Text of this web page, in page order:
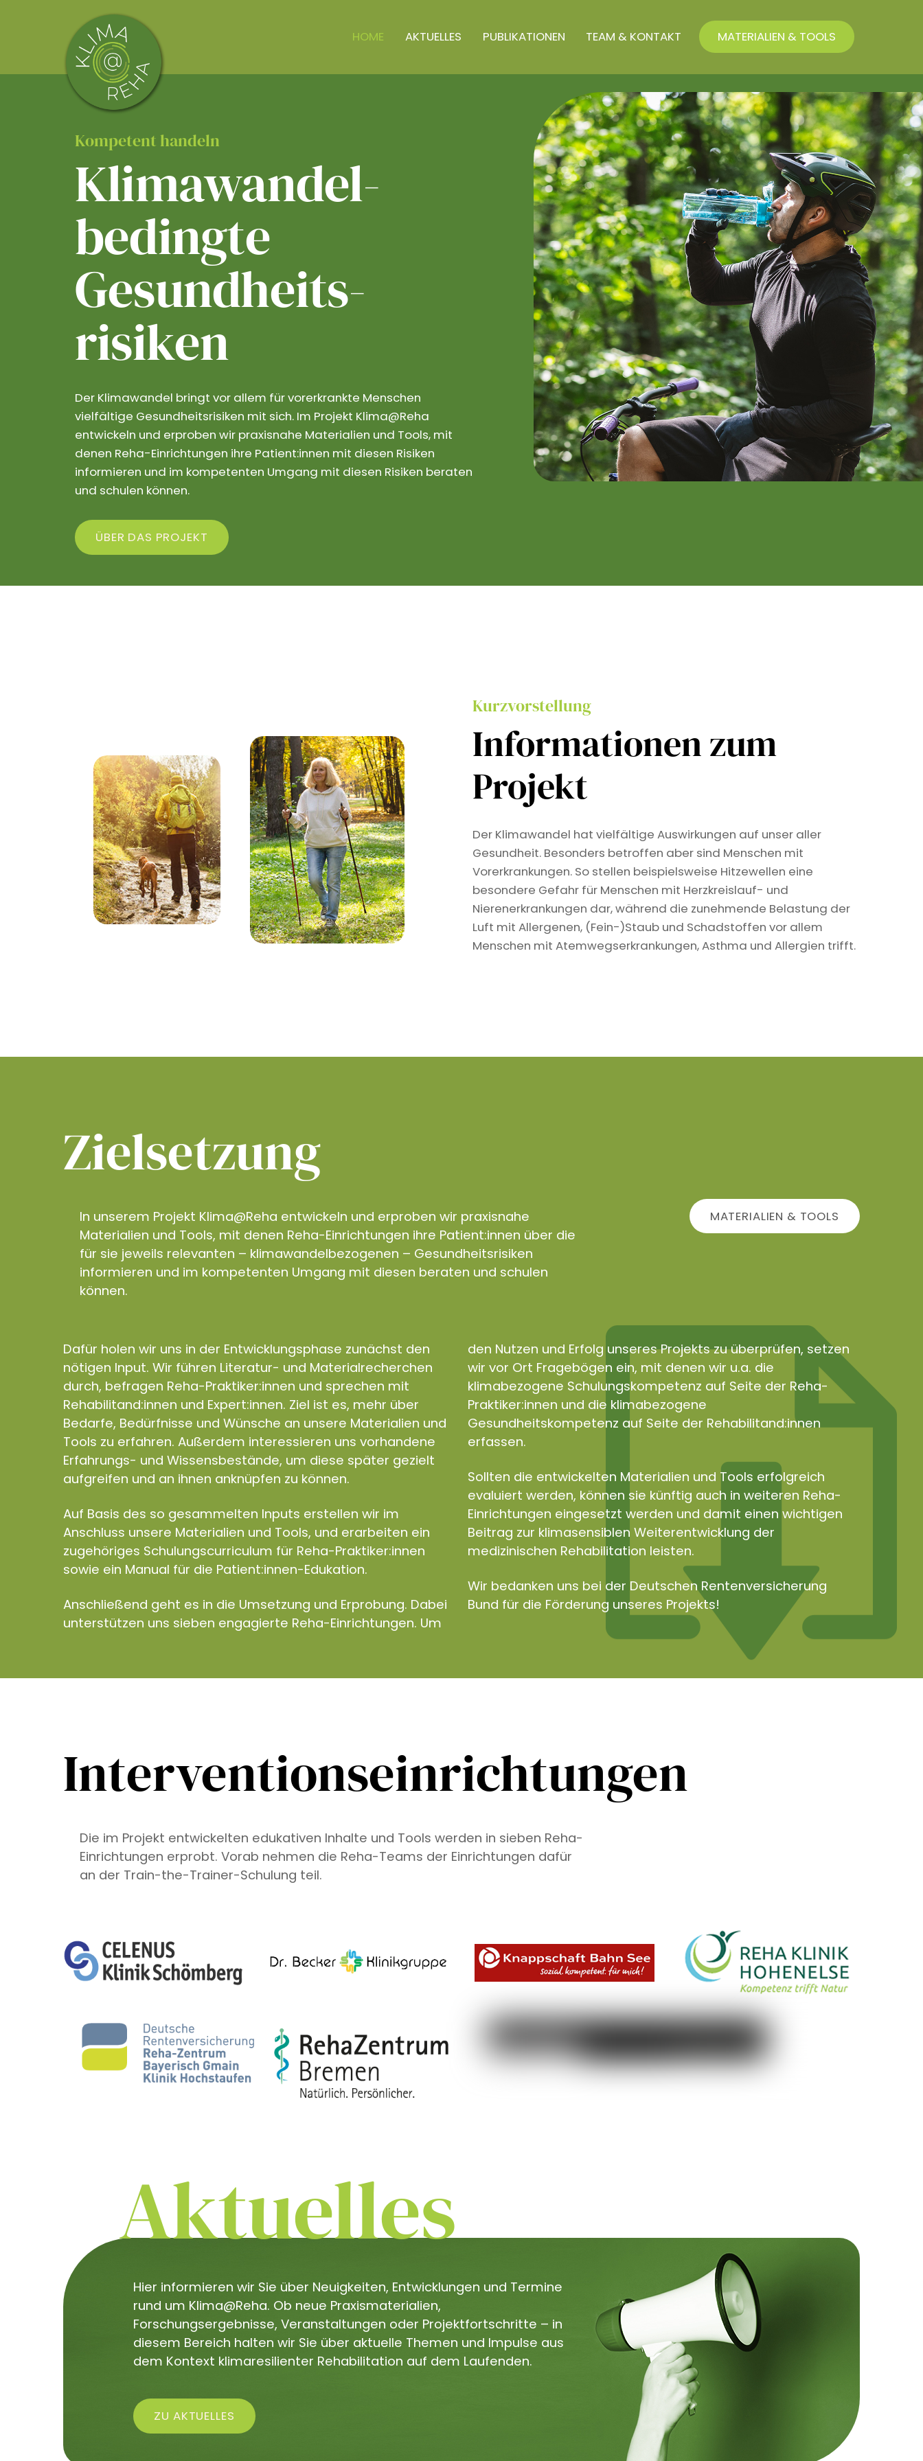
HOME AKTUELLES PUBLIKATIONEN TEAM & KONTAKT MATERIALIEN & TOOLS
Kompetent handeln
Klimawandel­
bedingte
Gesundheits­
risiken
Der Klimawandel bringt vor allem für vorerkrankte Menschen
vielfältige Gesundheitsrisiken mit sich. Im Projekt Klima@Reha
entwickeln und erproben wir praxisnahe Materialien und Tools, mit
denen Reha-Einrichtungen ihre Patient:innen mit diesen Risiken
informieren und im kompetenten Umgang mit diesen Risiken beraten
und schulen können.
ÜBER DAS PROJEKT
Kurzvorstellung
Informationen zum
Projekt
Der Klimawandel hat vielfältige Auswirkungen auf unser aller
Gesundheit. Besonders betroffen aber sind Menschen mit
Vorerkrankungen. So stellen beispielsweise Hitzewellen eine
besondere Gefahr für Menschen mit Herzkreislauf- und
Nierenerkrankungen dar, während die zunehmende Belastung der
Luft mit Allergenen, (Fein-)Staub und Schadstoffen vor allem
Menschen mit Atemwegserkrankungen, Asthma und Allergien trifft.
Zielsetzung
In unserem Projekt Klima@Reha entwickeln und erproben wir praxisnahe
Materialien und Tools, mit denen Reha-Einrichtungen ihre Patient:innen über die
für sie jeweils relevanten – klimawandelbezogenen – Gesundheitsrisiken
informieren und im kompetenten Umgang mit diesen beraten und schulen
können.
MATERIALIEN & TOOLS
Dafür holen wir uns in der Entwicklungsphase zunächst den
nötigen Input. Wir führen Literatur- und Materialrecherchen
durch, befragen Reha-Praktiker:innen und sprechen mit
Rehabilitand:innen und Expert:innen. Ziel ist es, mehr über
Bedarfe, Bedürfnisse und Wünsche an unsere Materialien und
Tools zu erfahren. Außerdem interessieren uns vorhandene
Erfahrungs- und Wissensbestände, um diese später gezielt
aufgreifen und an ihnen anknüpfen zu können.
Auf Basis des so gesammelten Inputs erstellen wir im
Anschluss unsere Materialien und Tools, und erarbeiten ein
zugehöriges Schulungscurriculum für Reha-Praktiker:innen
sowie ein Manual für die Patient:innen-Edukation.
Anschließend geht es in die Umsetzung und Erprobung. Dabei
unterstützen uns sieben engagierte Reha-Einrichtungen. Um
den Nutzen und Erfolg unseres Projekts zu überprüfen, setzen
wir vor Ort Fragebögen ein, mit denen wir u.a. die
klimabezogene Schulungskompetenz auf Seite der Reha-
Praktiker:innen und die klimabezogene
Gesundheitskompetenz auf Seite der Rehabilitand:innen
erfassen.
Sollten die entwickelten Materialien und Tools erfolgreich
evaluiert werden, können sie künftig auch in weiteren Reha-
Einrichtungen eingesetzt werden und damit einen wichtigen
Beitrag zur klimasensiblen Weiterentwicklung der
medizinischen Rehabilitation leisten.
Wir bedanken uns bei der Deutschen Rentenversicherung
Bund für die Förderung unseres Projekts!
Interventionseinrichtungen
Die im Projekt entwickelten edukativen Inhalte und Tools werden in sieben Reha-
Einrichtungen erprobt. Vorab nehmen die Reha-Teams der Einrichtungen dafür
an der Train-the-Trainer-Schulung teil.
Aktuelles
Hier informieren wir Sie über Neuigkeiten, Entwicklungen und Termine
rund um Klima@Reha. Ob neue Praxismaterialien,
Forschungsergebnisse, Veranstaltungen oder Projektfortschritte – in
diesem Bereich halten wir Sie über aktuelle Themen und Impulse aus
dem Kontext klimaresilienter Rehabilitation auf dem Laufenden.
ZU AKTUELLES